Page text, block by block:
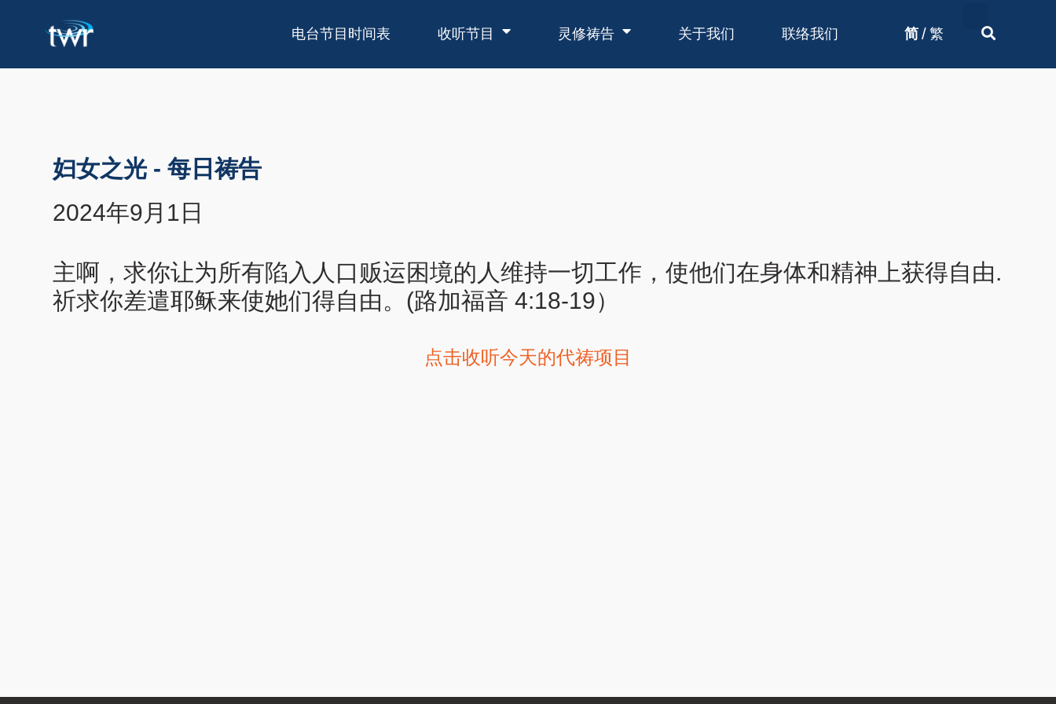
电台节目时间表 收听节目 灵修祷告 关于我们 联络我们 简 / 繁
妇女之光 - 每日祷告
2024年9月1日
主啊，求你让为所有陷入人口贩运困境的人维持一切工作，使他们在身体和精神上获得自由.
祈求你差遣耶稣来使她们得自由。(路加福音 4:18-19）
点击收听今天的代祷项目